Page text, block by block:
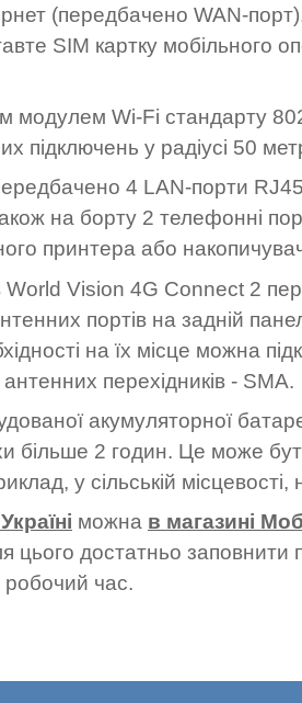
(передбачено WAN-
SIM картку мобільного
модулем Wi-Fi стандарту
підключень у радіусі 50
4 LAN-порти
на борту 2 телефонні
принтера або
Vision 4G Connect 2
портів на задній
на їх місце можна
перехідників - SMA.
акумуляторної
більше 2 годин. Це може
у сільській
можна в магазині
цього достатньо
робочий час.